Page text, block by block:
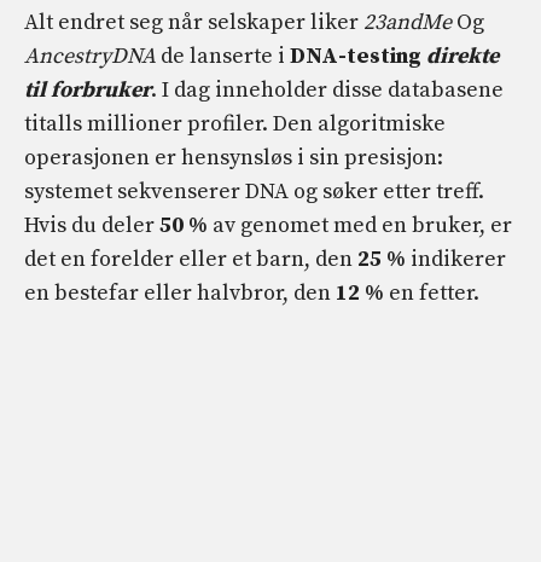
Alt endret seg når selskaper liker 23andMeOg
AncestryDNA de lanserte i DNA-testing direkte
til forbruker. I dag inneholder disse databasene
titalls millioner profiler. Den algoritmiske
operasjonen er hensynsløs i sin presisjon:
systemet sekvenserer DNA og søker etter treff.
Hvis du deler50 % av genomet med en bruker, er
det en forelder eller et barn, den 25 % indikerer
en bestefar eller halvbror, den 12 % en fetter.